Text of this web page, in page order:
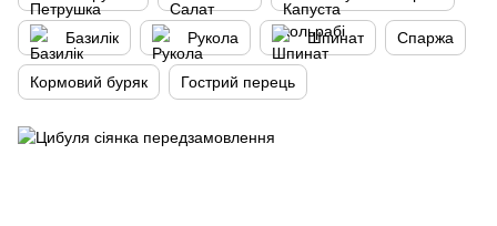
Базилік Рукола Шпинат Спаржа
Кормовий буряк Гострий перець